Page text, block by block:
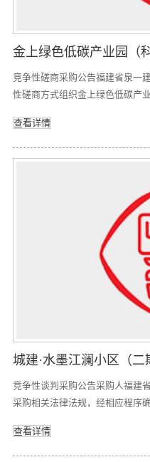
竞争性磋商采购公告福建省泉一
性磋商方式组织金上绿色低碳产
加。本项目由采购人委托中环联
磋商活动。1. 项目名称：金上绿
查看详情
竞争性谈判采购公告采购人福建
采购相关法律法规，经相应程序
项目由采购人委托中科南方(福建
动，现欢迎国内合格的投标人前
查看详情